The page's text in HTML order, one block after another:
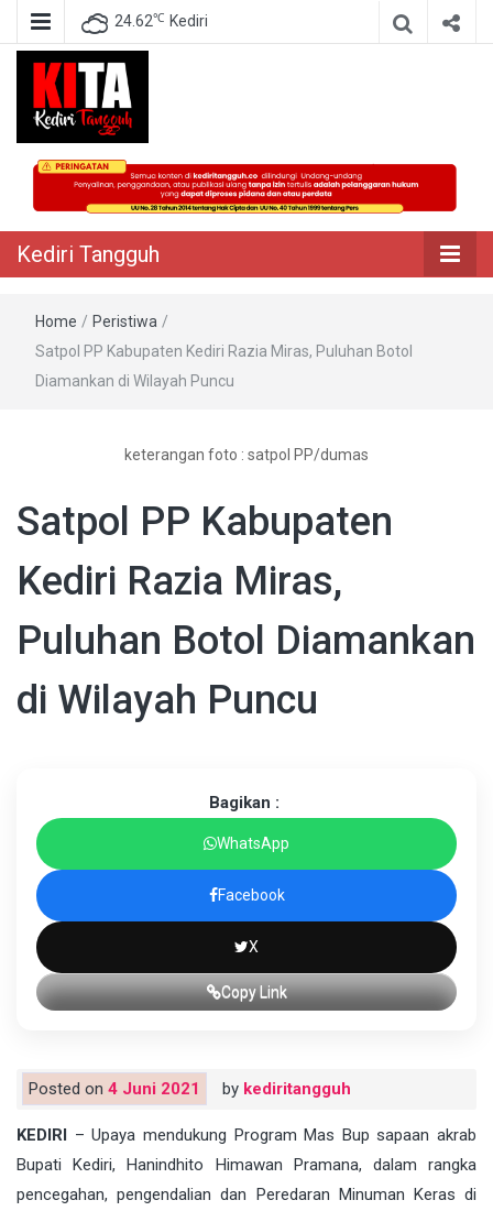
24.62℃ Kediri
Kediri Tangguh
Berita Akurat Terpercaya
Kediri Tangguh
Home / Peristiwa /
Satpol PP Kabupaten Kediri Razia Miras, Puluhan Botol
Diamankan di Wilayah Puncu
keterangan foto : satpol PP/dumas
Satpol PP Kabupaten
Kediri Razia Miras,
Puluhan Botol Diamankan
di Wilayah Puncu
Bagikan :
WhatsApp
Facebook
X
Copy Link
Posted on 4 Juni 2021 by kediritangguh
KEDIRI – Upaya mendukung Program Mas Bup sapaan akrab
Bupati Kediri, Hanindhito Himawan Pramana, dalam rangka
pencegahan, pengendalian dan Peredaran Minuman Keras di